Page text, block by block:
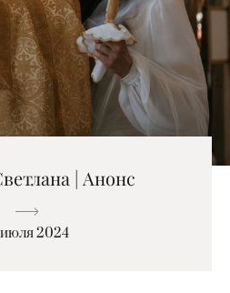
| Анонс
июля 2024